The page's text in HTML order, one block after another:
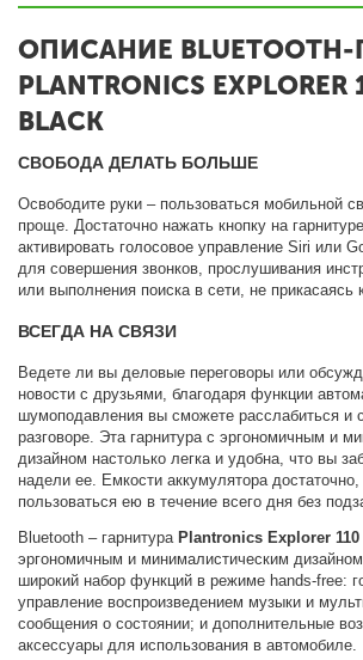
ОПИСАНИЕ
PLANTRONICS EXPLORER
BLACK
СВОБОДА ДЕЛАТЬ БОЛЬШЕ
Освободите руки – пользоваться мобильной
проще. Достаточно нажать кнопку на
активировать голосовое управление Siri или
для совершения звонков, прослушивания
или выполнения поиска в сети, не прикасаясь
ВСЕГДА НА СВЯЗИ
Ведете ли вы деловые переговоры или
новости с друзьями, благодаря функции
шумоподавления вы сможете расслабиться и
разговоре. Эта гарнитура с эргономичным и
дизайном настолько легка и удобна, что вы
надели ее. Емкости аккумулятора
пользоваться ею в течение всего дня без
Bluetooth – гарнитура Plantronics Explorer
эргономичным и минималистическим
широкий набор функций в режиме hands-free:
управление воспроизведением музыки и
сообщения о состоянии; и дополнительные
аксессуары для использования в автомобиле.